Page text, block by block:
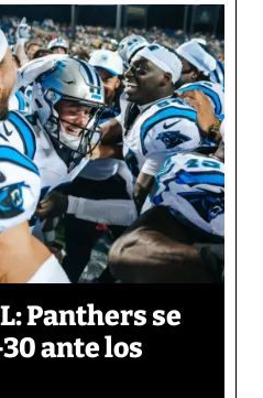
Panthers se
ante los